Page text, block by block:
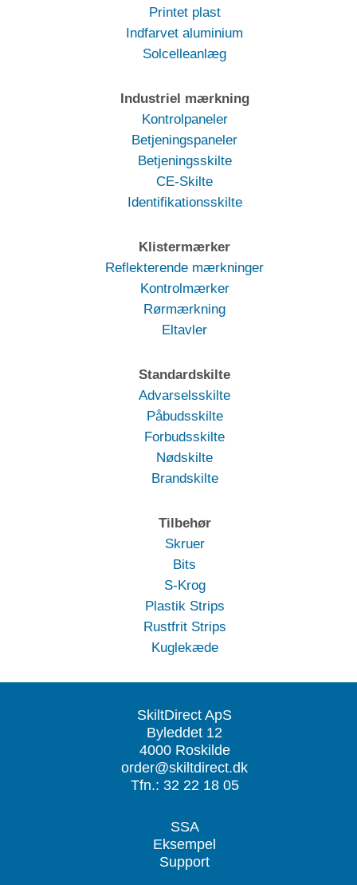
Printet plast
Indfarvet aluminium
Solcelleanlæg
Industriel mærkning
Kontrolpaneler
Betjeningspaneler
Betjeningsskilte
CE-Skilte
Identifikationsskilte
Klistermærker
Reflekterende mærkninger
Kontrolmærker
Rørmærkning
Eltavler
Standardskilte
Advarselsskilte
Påbudsskilte
Forbudsskilte
Nødskilte
Brandskilte
Tilbehør
Skruer
Bits
S-Krog
Plastik Strips
Rustfrit Strips
Kuglekæde
SkiltDirect ApS
Byleddet 12
4000 Roskilde
order@skiltdirect.dk
Tfn.: 32 22 18 05
SSA
Eksempel
Support